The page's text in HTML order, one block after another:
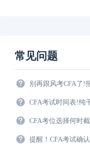
常见问题
别再跟风考CFA了!
CFA考试时间表!纯
CFA考位选择何时截
提醒！CFA考试确